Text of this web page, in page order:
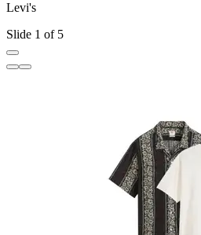
Levi's
Slide 1 of 5